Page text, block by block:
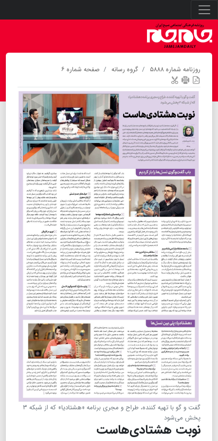
روزنامه شماره ۵۸۸۸ گروه رسانه صفحه شماره ۶
گفت و گو با تهیه کننده، طراح و مجری برنامه «هشتادیا» که از شبکه ۳
پخش می‌شود
نوبت هشتادی‌هاست